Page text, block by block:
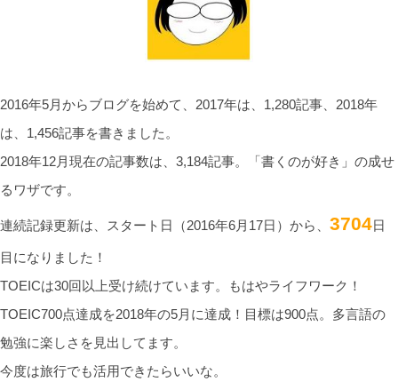
2016年5月からブログを始めて、2017年は、1,280記事、2018年
は、1,456記事を書きました。
2018年12月現在の記事数は、3,184記事。「書くのが好き」の成せ
るワザです。
連続記録更新は、スタート日（2016年6月17日）から、 3704日
目になりました！
TOEICは30回以上受け続けています。もはやライフワーク！
TOEIC700点達成を2018年の5月に達成！目標は900点。多言語の
勉強に楽しさを見出してます。
今度は旅行でも活用できたらいいな。